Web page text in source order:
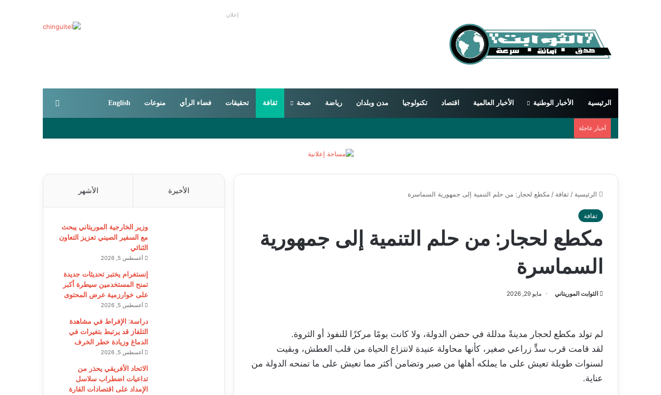
إعلان
الرئيسية الأخبار الوطنية الأخبار العالمية اقتصاد تكنولوجيا مدن وبلدان رياضة صحة ثقافة تحقيقات فضاء الرأي منوعات English
أخبار عاجلة
الرئيسية / ثقافة / مكطع لحجار: من حلم التنمية إلى جمهورية السماسرة
ثقافة
مكطع لحجار: من حلم التنمية إلى جمهورية
السماسرة
الثوابت الموريتاني مايو 29, 2026
لم تولد مكطع لحجار مدينةً مدللة في حضن الدولة، ولا كانت يومًا مركزًا للنفوذ أو الثروة.
لقد قامت قرب سدٍّ زراعي صغير، كأنها محاولة عنيدة لانتزاع الحياة من قلب العطش، وبقيت
لسنوات طويلة تعيش على ما يملكه أهلها من صبر وتضامن أكثر مما تعيش على ما تمنحه الدولة من
عناية.
الأخيرة الأشهر
وزير الخارجية الموريتاني يبحث
مع السفير الصيني تعزيز التعاون
الثنائي
أغسطس 5, 2026
إنستغرام يختبر تحديثات جديدة
تمنح المستخدمين سيطرة أكبر
على خوارزمية عرض المحتوى
أغسطس 5, 2026
دراسة: الإفراط في مشاهدة
التلفاز قد يرتبط بتغيرات في
الدماغ وزيادة خطر الخرف
أغسطس 5, 2026
الاتحاد الأفريقي يحذر من
تداعيات اضطراب سلاسل
الإمداد على اقتصادات القارة